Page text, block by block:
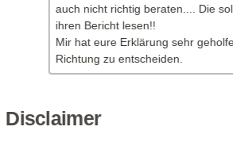
auch nicht richtig beraten.... Die
ihren Bericht lesen!!
Mir hat eure Erklärung sehr
Richtung zu entscheiden.
Disclaimer